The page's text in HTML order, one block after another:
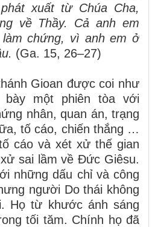
xuất từ Chúa Cha,
về Thầy. Cả anh em
chứng, vì anh em ở
(Ga. 15, 26–27)
Gioan được coi như
một phiên tòa với
nhân, quan án, trạng
tố cáo, chiến thắng …
cáo và xét xử thế gian
sai lầm về Đức Giêsu.
những dấu chỉ và công
người Do thái không
Họ từ khước ánh sáng
tối tăm. Chính họ đã